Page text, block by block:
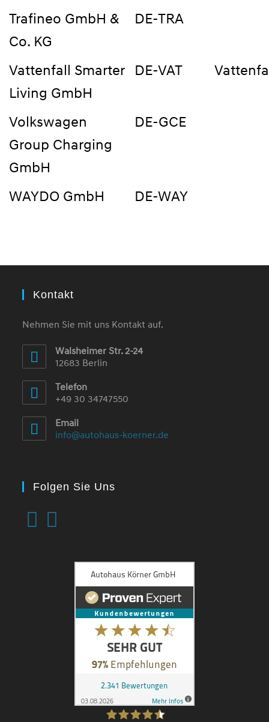
Trafineo GmbH &
Co. KG
DE-TRA
Vattenfall Smarter
Living GmbH
DE-VAT
Volkswagen
Group Charging
GmbH
DE-GCE
WAYDO GmbH DE-WAY
Kontakt
Nehmen Sie mit uns Kontakt auf.
Walsheimer Str. 2-24
12683 Berlin
Telefon
+49 30 34747550
Email
info@autohaus-koerner.de
Folgen Sie Uns